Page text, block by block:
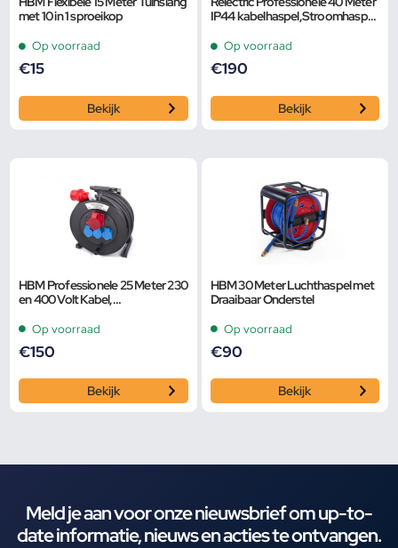
met 10 in 1 sproeikop
Op voorraad
€15
Bekijk
IP44 kabelhaspel,Stroomhaspel
Op voorraad
€190
Bekijk
HBM Professionele 25 Meter 230
en 400 Volt Kabel,
Op voorraad
€150
Bekijk
HBM 30 Meter Luchthaspel met
Draaibaar Onderstel
Op voorraad
€90
Bekijk
Meld je aan voor onze nieuwsbrief om up-to-
date informatie, nieuws en acties te ontvangen.